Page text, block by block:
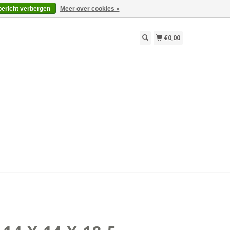
€0,00
verbergen Meer over cookies »